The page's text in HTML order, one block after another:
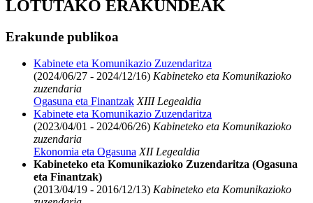
LOTUTAKO ERAKUNDEAK
Erakunde publikoa
Kabinete eta Komunikazio Zuzendaritza
(2024/06/27 - 2024/12/16) Kabineteko eta Komunikazioko
zuzendaria
Ogasuna eta Finantzak XIII Legealdia
Kabinete eta Komunikazio Zuzendaritza
(2023/04/01 - 2024/06/26) Kabineteko eta Komunikazioko
zuzendaria
Ekonomia eta Ogasuna XII Legealdia
Kabineteko eta Komunikazioko Zuzendaritza (Ogasuna
eta Finantzak)
(2013/04/19 - 2016/12/13) Kabineteko eta Komunikazioko